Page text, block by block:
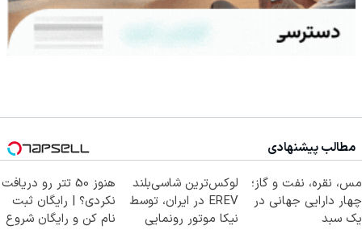
مطالب پیشنهادی
مس، نقره، نفت و گاز؛
چهار دارایی جهانی در
یک سبد
لوکس‌ترین شاسی‌بلند
EREV در ایران، توسط
نیکا موتور رونمایی
هنوز 50 تتر رو دریافت
نکردی؟ | رایگان ثبت
نام کن و رایگان شروع